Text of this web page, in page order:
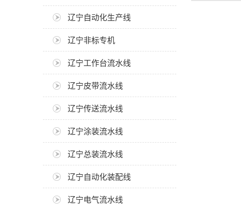
辽宁自动化生产线
辽宁非标专机
辽宁工作台流水线
辽宁皮带流水线
辽宁传送流水线
辽宁涂装流水线
辽宁总装流水线
辽宁自动化装配线
辽宁电气流水线